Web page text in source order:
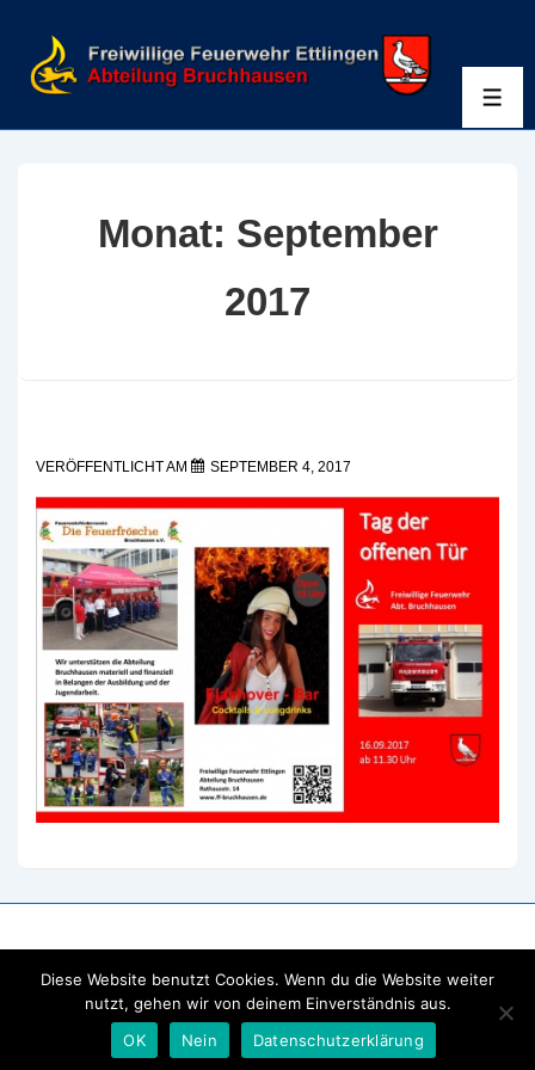
Inhalt
Monat: September
2017
VERÖFFENTLICHT AM SEPTEMBER 4, 2017
Diese Website benutzt Cookies. Wenn du die Website weiter
nutzt, gehen wir von deinem Einverständnis aus.
OK
Nein Datenschutzerklärung